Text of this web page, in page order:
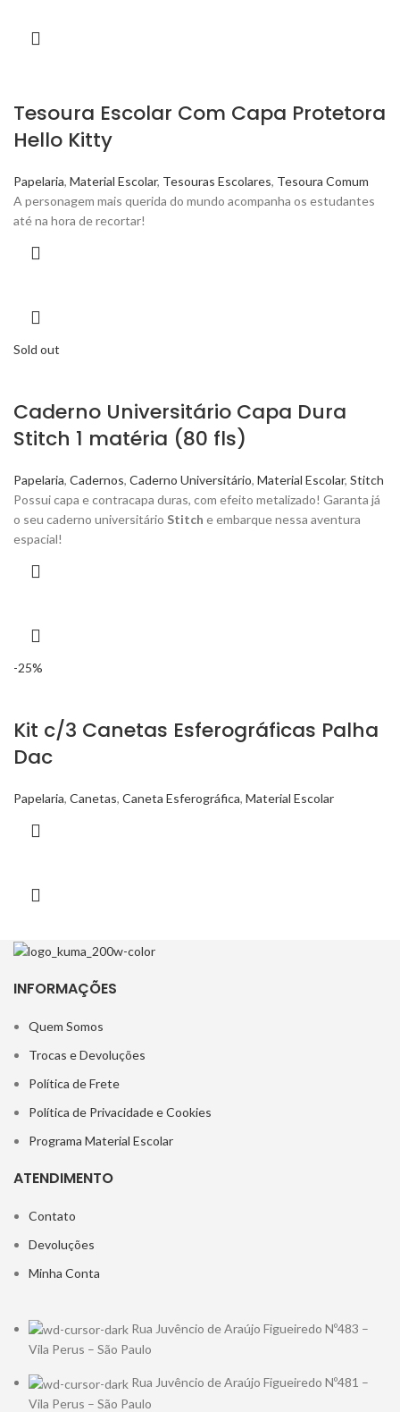
Tesoura Escolar Com Capa Protetora
Hello Kitty
Papelaria, Material Escolar, Tesouras Escolares, Tesoura Comum
A personagem mais querida do mundo acompanha os estudantes
até na hora de recortar!
Sold out
Caderno Universitário Capa Dura
Stitch 1 matéria (80 fls)
Papelaria, Cadernos, Caderno Universitário, Material Escolar, Stitch
Possui capa e contracapa duras, com efeito metalizado! Garanta já
o seu caderno universitário Stitch e embarque nessa aventura
espacial!
-25%
Kit c/3 Canetas Esferográficas Palha
Dac
Papelaria, Canetas, Caneta Esferográfica, Material Escolar
INFORMAÇÕES
Quem Somos
Trocas e Devoluções
Política de Frete
Política de Privacidade e Cookies
Programa Material Escolar
ATENDIMENTO
Contato
Devoluções
Minha Conta
Rua Juvêncio de Araújo Figueiredo Nº483 –
Vila Perus – São Paulo
Rua Juvêncio de Araújo Figueiredo Nº481 –
Vila Perus – São Paulo